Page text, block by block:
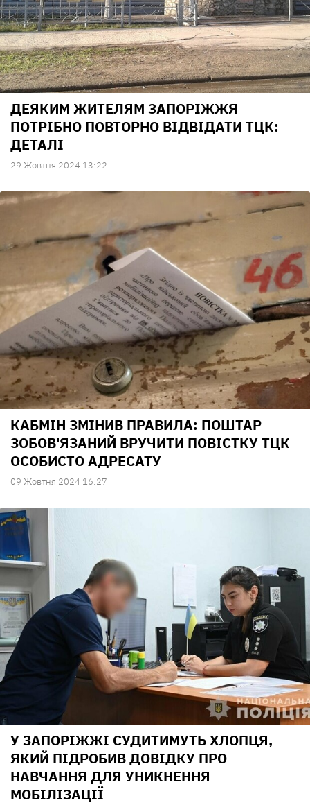
ДЕЯКИМ ЖИТЕЛЯМ ЗАПОРІЖЖЯ
ПОТРІБНО ПОВТОРНО ВІДВІДАТИ ТЦК:
ДЕТАЛІ
29 Жовтня 2024 13:22
КАБМІН ЗМІНИВ ПРАВИЛА: ПОШТАР
ЗОБОВ'ЯЗАНИЙ ВРУЧИТИ ПОВІСТКУ ТЦК
ОСОБИСТО АДРЕСАТУ
09 Жовтня 2024 16:27
У ЗАПОРІЖЖІ СУДИТИМУТЬ ХЛОПЦЯ,
ЯКИЙ ПІДРОБИВ ДОВІДКУ ПРО
НАВЧАННЯ ДЛЯ УНИКНЕННЯ
МОБІЛІЗАЦІЇ